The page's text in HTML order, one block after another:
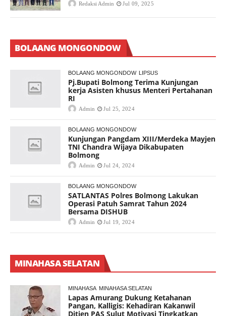
Redaksi Admin Jul 09, 2025
BOLAANG MONGONDOW
BOLAANG MONGONDOW LIPSUS
Pj.Bupati Bolmong Terima Kunjungan
kerja Asisten khusus Menteri Pertahanan
RI
Admin Jul 25, 2024
BOLAANG MONGONDOW
Kunjungan Pangdam XIII/Merdeka Mayjen
TNI Chandra Wijaya Dikabupaten
Bolmong
Admin Jul 24, 2024
BOLAANG MONGONDOW
SATLANTAS Polres Bolmong Lakukan
Operasi Patuh Samrat Tahun 2024
Bersama DISHUB
Admin Jul 19, 2024
MINAHASA SELATAN
MINAHASA MINAHASA SELATAN
Lapas Amurang Dukung Ketahanan
Pangan, Kalligis: Kehadiran Kakanwil
Ditjen PAS Sulut Motivasi Tingkatkan